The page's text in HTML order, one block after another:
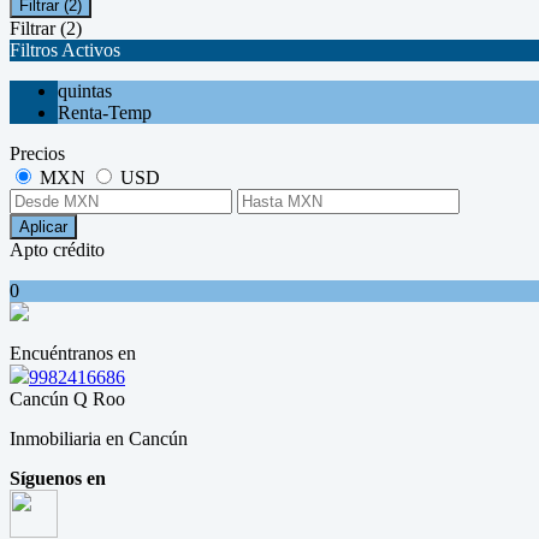
Filtrar (2)
Filtrar (2)
Filtros Activos
quintas
Renta-Temp
Precios
MXN
USD
Aplicar
Apto crédito
0
Encuéntranos en
9982416686
Cancún Q Roo
Inmobiliaria en Cancún
Síguenos en